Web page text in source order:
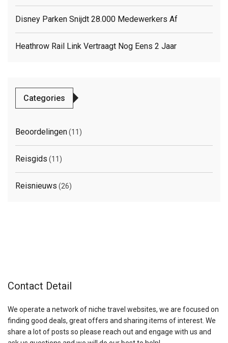
Disney Parken Snijdt 28.000 Medewerkers Af
Heathrow Rail Link Vertraagt Nog Eens 2 Jaar
Categories
Beoordelingen(11)
Reisgids (11)
Reisnieuws (26)
Contact Detail
We operate a network of niche travel websites, we are focused on
finding good deals, great offers and sharing items of interest. We
share a lot of posts so please reach out and engage with us and